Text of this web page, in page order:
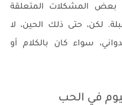
بعض المشكلات المتعلقة
لكن، حتى ذلك الحين، لا
سواء كان بالكلام أو
في الحب